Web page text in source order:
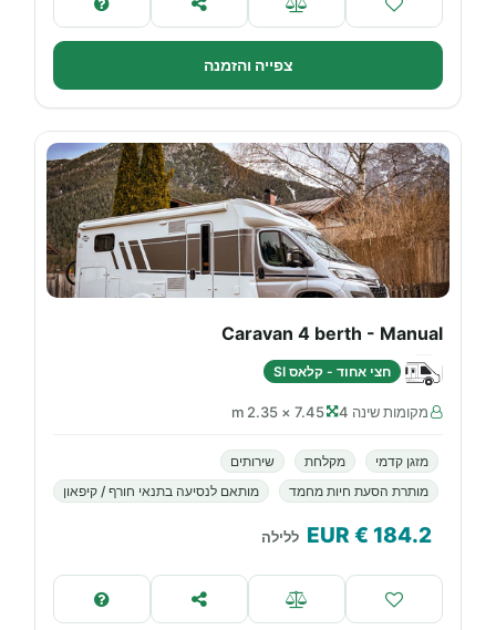
צפייה והזמנה
Caravan 4 berth - Manual
חצי אחוד - קלאס SI
מקומות שינה 4 7.45 × 2.35 m
מזגן קדמי מקלחת
שירותים
מותרת הסעת חיות מחמד
מותאם לנסיעה בתנאי חורף / קיפאון
184.2
€ EUR ללילה